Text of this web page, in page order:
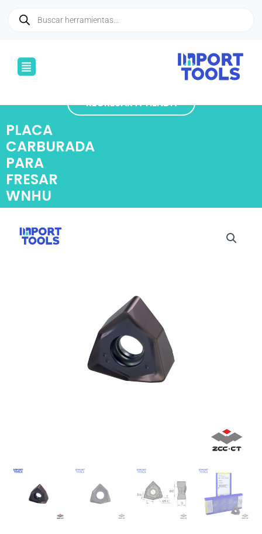
productos
Menú
PLACA
CARBURADA
PARA
FRESAR
WNHU
REGRESAR A TIENDA